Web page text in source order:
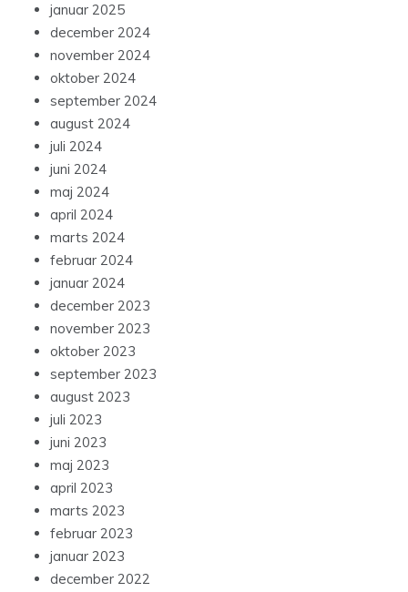
januar 2025
december 2024
november 2024
oktober 2024
september 2024
august 2024
juli 2024
juni 2024
maj 2024
april 2024
marts 2024
februar 2024
januar 2024
december 2023
november 2023
oktober 2023
september 2023
august 2023
juli 2023
juni 2023
maj 2023
april 2023
marts 2023
februar 2023
januar 2023
december 2022